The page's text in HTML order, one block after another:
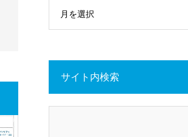
月を選択
サイト内検索